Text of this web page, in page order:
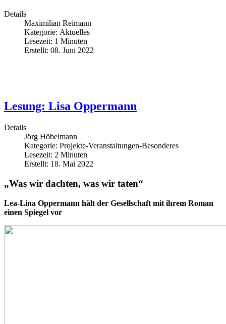
Details
Maximilian Reimann
Kategorie: Aktuelles
Lesezeit: 1 Minuten
Erstellt: 08. Juni 2022
Lesung: Lisa Oppermann
Details
Jörg Höbelmann
Kategorie: Projekte-Veranstaltungen-Besonderes
Lesezeit: 2 Minuten
Erstellt: 18. Mai 2022
„Was wir dachten, was wir taten“
Lea-Lina Oppermann hält der Gesellschaft mit ihrem Roman
einen Spiegel vor